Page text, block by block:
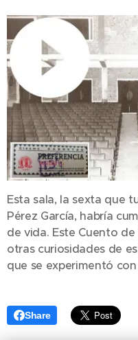
Esta sala, la sexta que
Pérez García, habría
de vida. Este Cuento
otras curiosidades de
que se experimentó
Share